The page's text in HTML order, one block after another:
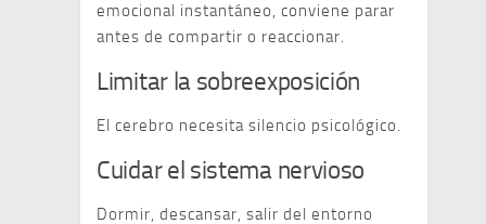
emocional instantáneo, conviene parar
antes de compartir o reaccionar.
Limitar la sobreexposición
El cerebro necesita silencio psicológico.
Cuidar el sistema nervioso
Dormir, descansar, salir del entorno